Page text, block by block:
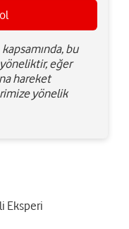
kapsamında, bu
eğer
hareket
yönelik
Eksperi